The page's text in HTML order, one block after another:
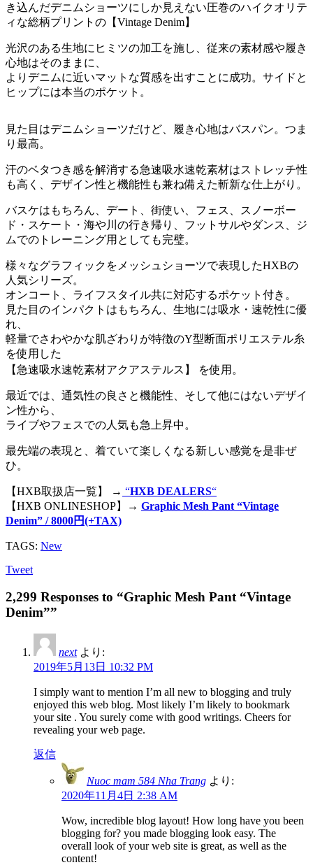
き込んだデニムショーツにしか見えない圧巻のハイクオリテ
ィな総柄プリントの【Vintage Denim】
光沢のある生地にヒミツの加工を施し、従来の素材感や履き
心地はそのままに、
よりデニムに近いマットな質感を出すことに成功。サイドと
ヒップには本当のポケット。
見た目はデニムショーツだけど、履き心地はバスパン。つま
り最高。
汗のベタつき感を解消する急速吸水速乾素材はストレッチ性
も高く、デザイン性と機能性も兼ね備えた斬新な仕上がり。
バスケはもちろん、デート、街使い、フェス、スノーボー
ド・スケート・海や川の行き帰り、フットサルやダンス、ジ
ムでのトレーニング用としても完璧。
様々なグラフィックをメッシュショーツで表現したHXBの
人気シリーズ。
オンコート、ライフスタイル共に対応するポケット付き。
見た目のインパクトはもちろん、生地には吸水・速乾性に優
れ、
軽量でさわやかな肌ざわりが特徴のY型断面ポリエステル糸
を使用した
【急速吸水速乾素材アクアステルス】 を使用。
最近では、通気性の良さと機能性、そして他にはないデザイ
ン性から、
ライブやフェスでの人気も急上昇中。
最先端の表現と、着ていて楽しくなる新しい感覚を是非ぜ
ひ。
【HXB取扱店一覧】 → “HXB DEALERS“
【HXB ONLINESHOP】→ Graphic Mesh Pant “Vintage
Denim” / 8000円(+TAX)
TAGS: New
Tweet
2,299 Responses to “Graphic Mesh Pant “Vintage
Denim””
next より:
2019年5月13日 10:32 PM
I simply want to mention I’m all new to blogging and truly
enjoyed this web blog. Most likely I’m likely to bookmark
your site . You surely come with good writings. Cheers for
revealing your web page.
返信
Nuoc mam 584 Nha Trang より:
2020年11月4日 2:38 AM
Wow, incredible blog layout! How long have you been
blogging for? you made blogging look easy. The
overall look of your web site is great, as well as the
content!